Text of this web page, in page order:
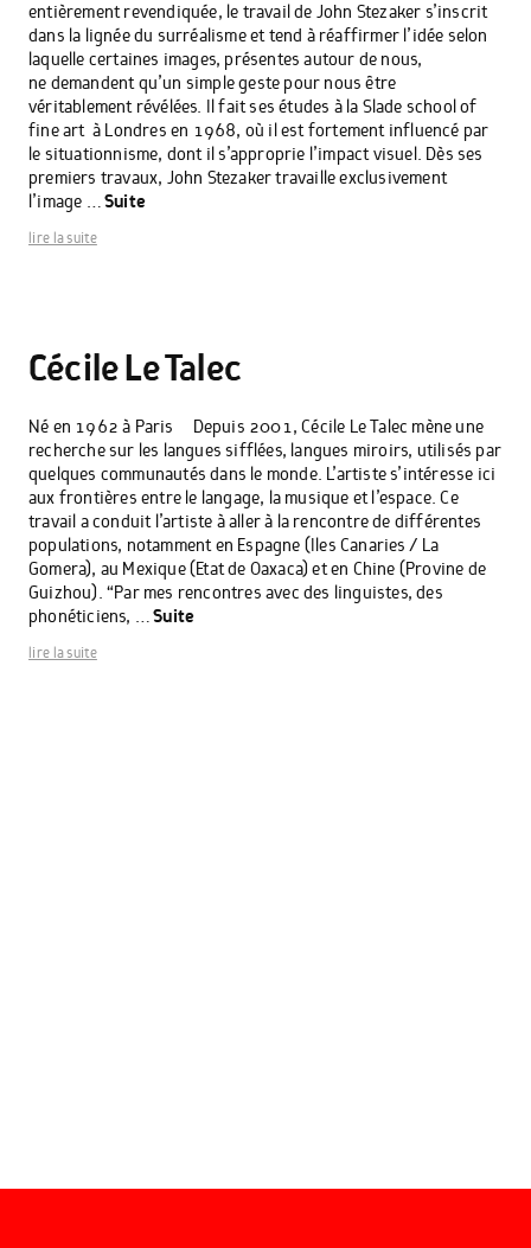
entièrement revendiquée, le travail de John Stezaker s’inscrit
dans la lignée du surréalisme et tend à réaffirmer l’idée selon
laquelle certaines images, présentes autour de nous,
ne demandent qu’un simple geste pour nous être
véritablement révélées. Il fait ses études à la Slade school of
fine art à Londres en 1968, où il est fortement influencé par
le situationnisme, dont il s’approprie l’impact visuel. Dès ses
premiers travaux, John Stezaker travaille exclusivement
l’image …Suite
lire la suite
Cécile Le Talec
Né en 1962 à Paris Depuis 2001, Cécile Le Talec mène une
recherche sur les langues sifflées, langues miroirs, utilisés par
quelques communautés dans le monde. L’artiste s’intéresse ici
aux frontières entre le langage, la musique et l’espace. Ce
travail a conduit l’artiste à aller à la rencontre de différentes
populations, notamment en Espagne (Iles Canaries / La
Gomera), au Mexique (Etat de Oaxaca) et en Chine (Provine de
Guizhou). “Par mes rencontres avec des linguistes, des
phonéticiens, …Suite
lire la suite